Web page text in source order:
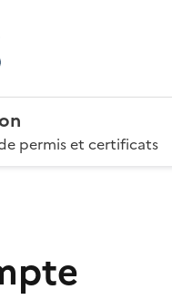
permis et certificats